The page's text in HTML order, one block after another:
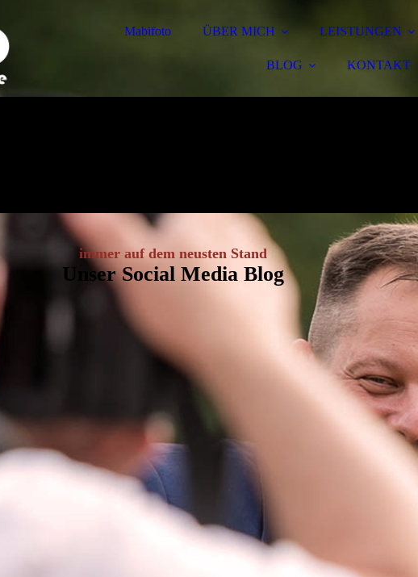
Mabifoto ÜBER MICH LEISTUNGEN
BLOG KONTAKT
immer auf dem neusten Stand
Unser Social Media Blog